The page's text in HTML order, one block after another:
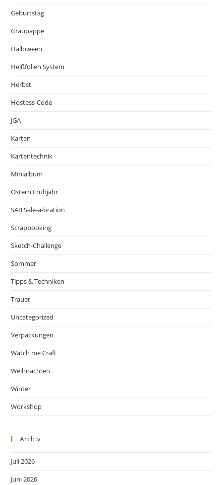
Geburtstag
Graupappe
Halloween
Heißfolien System
Herbst
Hostess-Code
JGA
Karten
Kartentechnik
Minialbum
Ostern Frühjahr
SAB Sale-a-bration
Scrapbooking
Sketch-Challenge
Sommer
Tipps & Techniken
Trauer
Uncategorized
Verpackungen
Watch me Craft
Weihnachten
Winter
Workshop
Archiv
Juli 2026
Juni 2026